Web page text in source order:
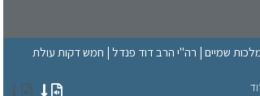
שמיים | רה"י הרב דוד פנדל | חמש דקות עולת